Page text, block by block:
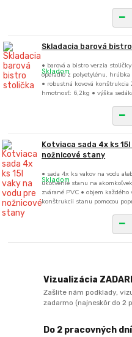
Skladacia barová
• barová a bistro verzia
operadlo z polyetylénu,
• robustná kovová konštrukcia
hmotnosť: 6,2kg • výška
Skladom
Kotviaca sada 4x ks
nožnicové stany
• sada 4x ks vakov na vodu
ukotvenie stanu na
zvárané PVC • objem
konštrukcii stanu pomocou
Skladom
Vizualizácia
Zašlite nám podklady,
zadarmo (najneskôr do 2
Do 2 pracovných dní